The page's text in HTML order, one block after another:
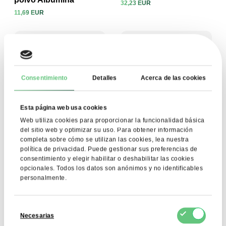
Consentimiento Detalles Acerca de las cookies
Esta página web usa cookies
Web utiliza cookies para proporcionar la funcionalidad básica
del sitio web y optimizar su uso. Para obtener información
completa sobre cómo se utilizan las cookies, lea nuestra
política de privacidad. Puede gestionar sus preferencias de
consentimiento y elegir habilitar o deshabilitar las cookies
opcionales. Todos los datos son anónimos y no identificables
personalmente.
deNecesarias
Ver producto
11,69 EUR
32,23 EUR
Eritritol
4,31 EUR
Semillas de chía
4,76 EUR
Compre ingredientes para